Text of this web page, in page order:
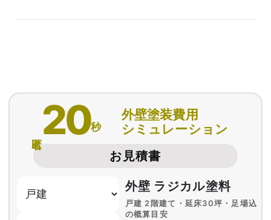
20秒
外壁塗装費用
シミュレーション
お見積書
外壁 ラジカル塗料
戸建 2階建て・延床30坪・足場込
の概算目安